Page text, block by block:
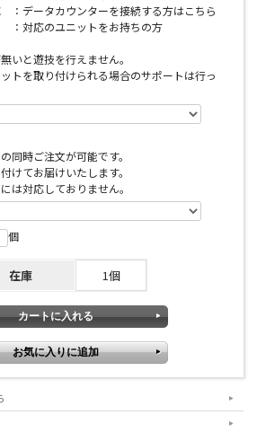
とは：コイン不要機のように実機
：データカウンターを接続する方はこちら
応のユニットをお持ちの方
いと遊技を行えません。
トを取り付けられる場合のサポートは行っ
同時ご注文が可能です。
けてお届けいたします。
は対応しておりません。
個
在庫 1個